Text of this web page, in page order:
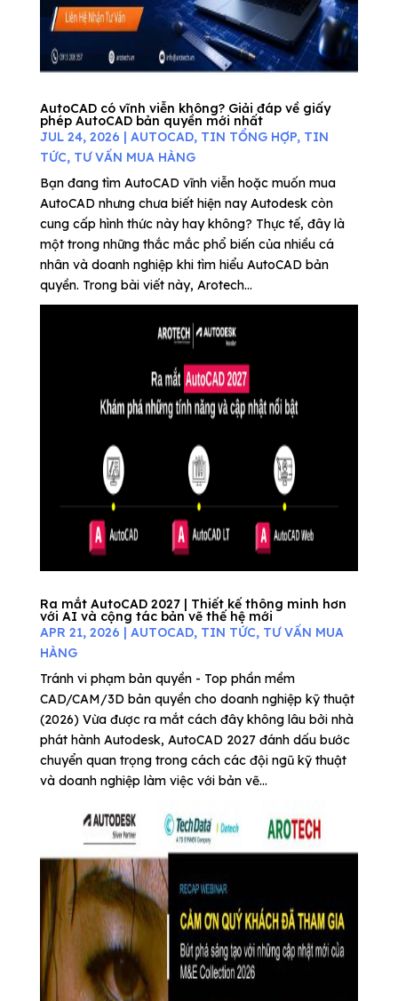
AutoCAD có vĩnh viễn không? Giải đáp về giấy
phép AutoCAD bản quyền mới nhất
JUL 24, 2026 | AUTOCAD, TIN TỔNG HỢP, TIN
TỨC, TƯ VẤN MUA HÀNG
Bạn đang tìm AutoCAD vĩnh viễn hoặc muốn mua
AutoCAD nhưng chưa biết hiện nay Autodesk còn
cung cấp hình thức này hay không? Thực tế, đây là
một trong những thắc mắc phổ biến của nhiều cá
nhân và doanh nghiệp khi tìm hiểu AutoCAD bản
quyền. Trong bài viết này, Arotech...
Ra mắt AutoCAD 2027 | Thiết kế thông minh hơn
với AI và cộng tác bản vẽ thế hệ mới
APR 21, 2026 | AUTOCAD, TIN TỨC, TƯ VẤN MUA
HÀNG
Tránh vi phạm bản quyền - Top phần mềm
CAD/CAM/3D bản quyền cho doanh nghiệp kỹ thuật
(2026) Vừa được ra mắt cách đây không lâu bởi nhà
phát hành Autodesk, AutoCAD 2027 đánh dấu bước
chuyển quan trọng trong cách các đội ngũ kỹ thuật
và doanh nghiệp làm việc với bản vẽ...